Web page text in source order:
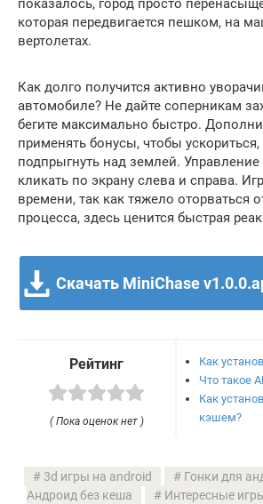
показалось, город просто
которая передвигается пешком, на
вертолетах.
Как долго получится активно
автомобиле? Не дайте соперникам
бегите максимально быстро.
применять бонусы, чтобы
подпрыгнуть над землей. Управление
кликать по экрану слева и справа.
времени, так как тяжело оторваться
процесса, здесь ценится быстрая
Скачать MiniChase
Рейтинг
( Пока оценок нет )
Как
Что такое
Как
кэшем?
3d игры на android Гонки для
Андроид без кеша
Интересные